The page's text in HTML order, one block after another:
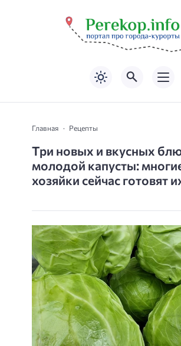
Главная Рецепты
Три новых и вкусных
молодой капусты:
хозяйки сейчас готовят